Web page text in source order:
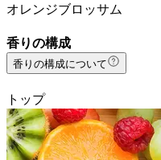
オレンジブロッサム
香りの構成
香りの構成について
トップ